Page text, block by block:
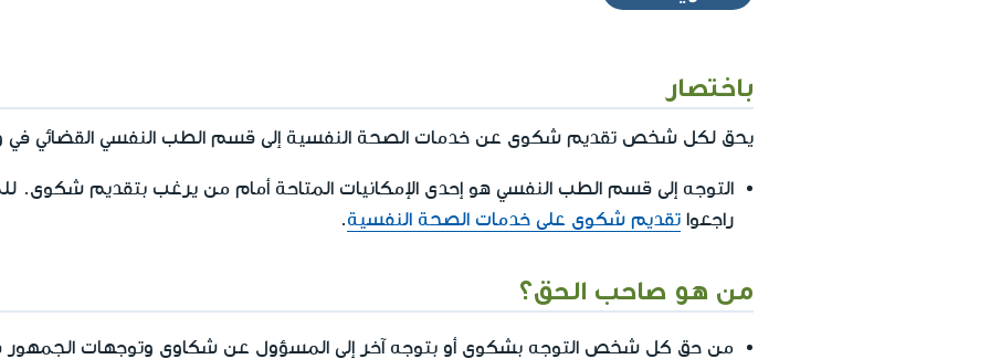
باختصار
يحق لكل شخص تقديم شكوى عن خدمات الصحة النفسية إلى قسم الطب النفسي القضائي في
التوجه إلى قسم الطب النفسي هو إحدى الإمكانيات المتاحة أمام من يرغب بتقديم شكوى.
راجعوا تقديم شكوى على خدمات الصحة النفسية.
من هو صاحب الحق؟
من حق كل شخص التوجه بشكوى أو بتوجه آخر إلى المسؤول عن شكاوى وتوجهات الجمهور